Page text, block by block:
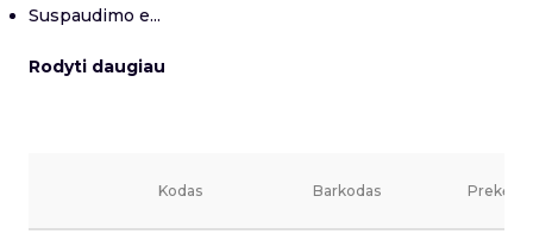
Suspaudimo e...
Rodyti daugiau
Kodas Barkodas Prekės